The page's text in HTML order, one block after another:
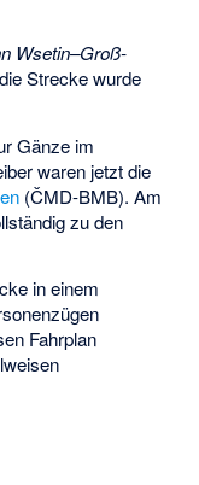
Wsetin–Groß-
Strecke wurde
Gänze im
waren jetzt die
(ČMD-BMB). Am
zu den
in einem
Fahrplan